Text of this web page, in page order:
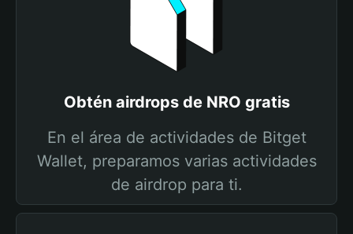
Obtén airdrops de NRO gratis
En el área de actividades de Bitget
Wallet, preparamos varias actividades
de airdrop para ti.